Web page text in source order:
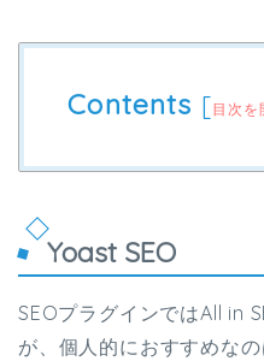
Contents [目次を
Yoast SEO
SEOプラグインではAll in
が、個人的におすすめな